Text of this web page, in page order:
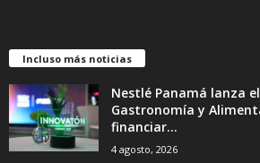
Incluso más noticias
Nestlé Panamá lanza
Gastronomía y
financiar...
4 agosto, 2026